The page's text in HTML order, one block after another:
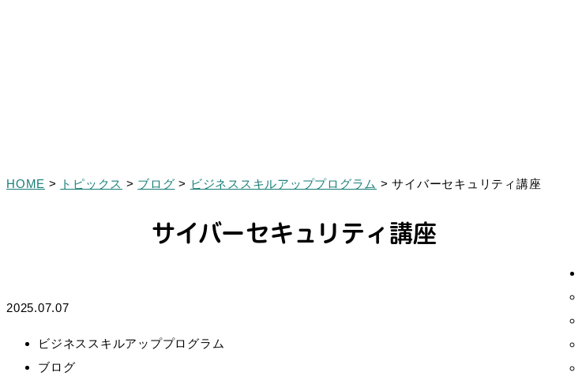
HOME > トピックス > ブログ > ビジネススキルアッププログラム >サイバーセキュリティ講座
サイバーセキュリティ講座
2025.07.07
ビジネススキルアッププログラム
ブログ